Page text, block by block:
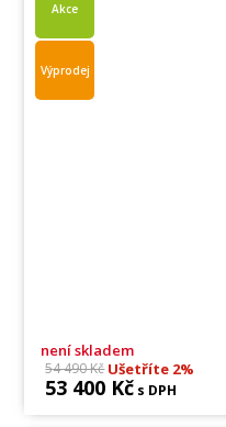
Akce
Výprodej
není skladem
54 490 KčUšetříte 2%
53 400 Kč s DPH